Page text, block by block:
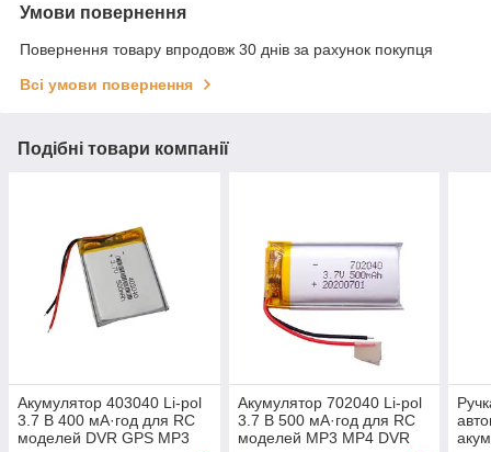
Умови повернення
Повернення товару впродовж 30 днів за рахунок покупця
Всі умови повернення
Подібні товари компанії
Акумулятор 403040 Li-pol
3.7 В 400 мА·год для RC
моделей DVR GPS MP3
Акумулятор 702040 Li-pol
3.7 В 500 мА·год для RC
моделей MP3 MP4 DVR